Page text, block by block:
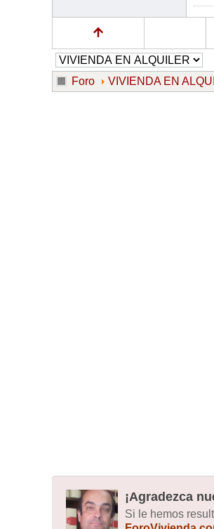
Foro VIVIENDA EN
¡Agradezca
Si le hemos